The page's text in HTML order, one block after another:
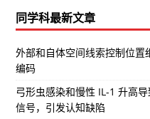
同学科最新文章
外部和自体空间线索控制位置
编码
弓形虫感染和慢性 IL-1 升高
信号，引发认知缺陷